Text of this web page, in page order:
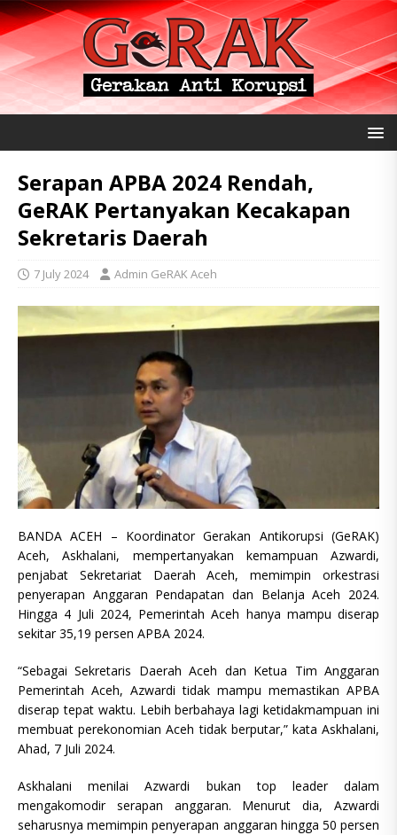
Serapan APBA 2024 Rendah,
GeRAK Pertanyakan Kecakapan
Sekretaris Daerah
7 July 2024 Admin GeRAK Aceh
BANDA ACEH – Koordinator Gerakan Antikorupsi (GeRAK)
Aceh, Askhalani, mempertanyakan kemampuan Azwardi,
penjabat Sekretariat Daerah Aceh, memimpin orkestrasi
penyerapan Anggaran Pendapatan dan Belanja Aceh 2024.
Hingga 4 Juli 2024, Pemerintah Aceh hanya mampu diserap
sekitar 35,19 persen APBA 2024.
“Sebagai Sekretaris Daerah Aceh dan Ketua Tim Anggaran
Pemerintah Aceh, Azwardi tidak mampu memastikan APBA
diserap tepat waktu. Lebih berbahaya lagi ketidakmampuan ini
membuat perekonomian Aceh tidak berputar,” kata Askhalani,
Ahad, 7 Juli 2024.
Askhalani menilai Azwardi bukan top leader dalam
mengakomodir serapan anggaran. Menurut dia, Azwardi
seharusnya memimpin penyerapan anggaran hingga 50 persen